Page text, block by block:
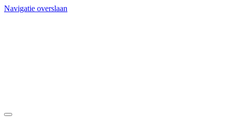
Navigatie overslaan